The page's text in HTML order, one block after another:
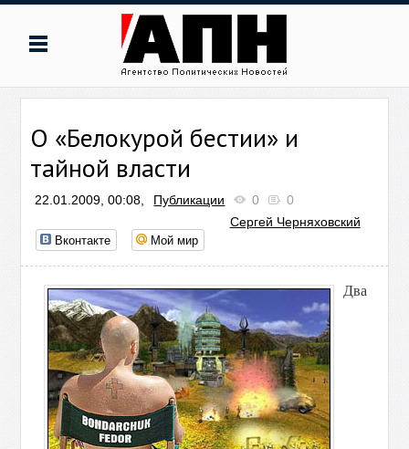
О «Белокурой бестии» и
тайной власти
22.01.2009, 00:08, Публикации 0
0
Сергей Черняховский
Вконтакте Мой мир
Два